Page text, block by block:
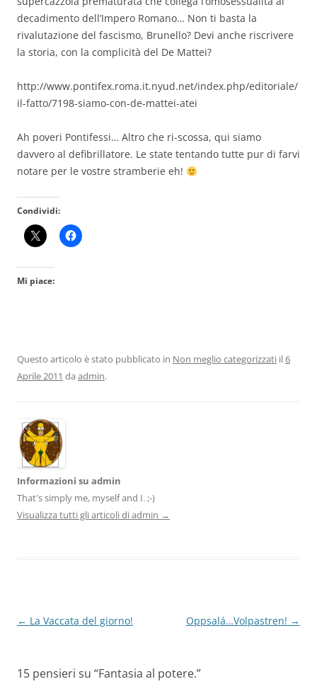
decadimento dell’Impero Romano… Non ti basta la
rivalutazione del fascismo, Brunello? Devi anche riscrivere
la storia, con la complicità del De Mattei?
http://www.pontifex.roma.it.nyud.net/index.php/editoriale/
il-fatto/7198-siamo-con-de-mattei-atei
Ah poveri Pontifessi… Altro che ri-scossa, qui siamo
davvero al defibrillatore. Le state tentando tutte pur di farvi
notare per le vostre stramberie eh!
Condividi:
Mi piace:
Questo articolo è stato pubblicato in Non meglio categorizzati il6
Aprile 2011 da admin.
Informazioni su admin
That's simply me, myself and I. ;-)
Visualizza tutti gli articoli di admin →
Navigazione
← La Vaccata del giorno! Oppsalá…Volpastren! →
15 pensieri su “Fantasia al potere.”